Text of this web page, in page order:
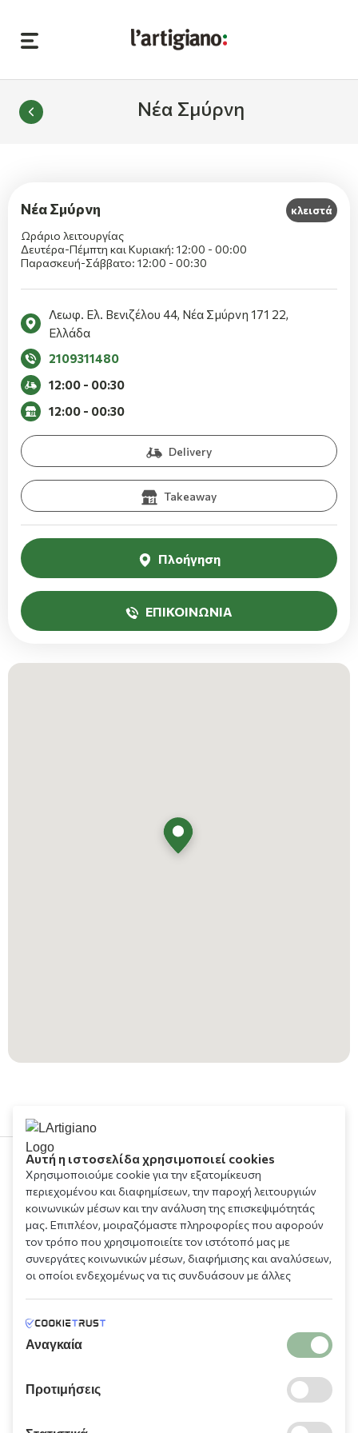
Νέα Σμύρνη
Νέα Σμύρνη κλειστά
Ωράριο λειτουργίας
Δευτέρα-Πέμπτη και Κυριακή: 12:00 - 00:00
Παρασκευή-Σάββατο: 12:00 - 00:30
Λεωφ. Ελ. Βενιζέλου 44, Νέα Σμύρνη 171 22,
Ελλάδα
2109311480
12:00 - 00:30
12:00 - 00:30
Delivery
Takeaway
Πλοήγηση
ΕΠΙΚΟΙΝΩΝΙΑ
210 9709 100
Χρειάζεστε βοήθεια;
Λογαριασμός
Αυτή η ιστοσελίδα χρησιμοποιεί cookies
Χρησιμοποιούμε cookie για την εξατομίκευση
περιεχομένου και διαφημίσεων, την παροχή λειτουργιών
κοινωνικών μέσων και την ανάλυση της επισκεψιμότητάς
μας. Επιπλέον, μοιραζόμαστε πληροφορίες που αφορούν
τον τρόπο που χρησιμοποιείτε τον ιστότοπό μας με
συνεργάτες κοινωνικών μέσων, διαφήμισης και αναλύσεων,
οι οποίοι ενδεχομένως να τις συνδυάσουν με άλλες
υπηρεσιών τους.
Αναγκαία
Προτιμήσεις